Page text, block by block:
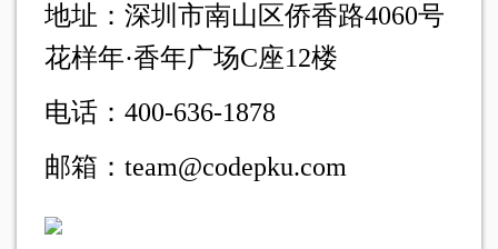
地址：深圳市南山区侨香路4060号
花样年·香年广场C座12楼
电话：400-636-1878
邮箱：team@codepku.com